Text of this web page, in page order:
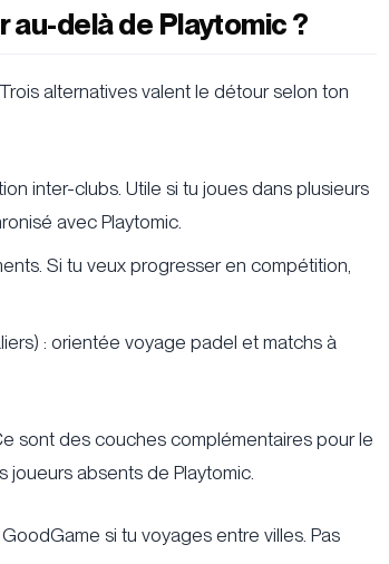
delà de Playtomic ?
alternatives valent le détour selon ton
inter-clubs. Utile si tu joues dans plusieurs
avec Playtomic.
Si tu veux progresser en compétition,
: orientée voyage padel et matchs à
sont des couches complémentaires pour le
joueurs absents de Playtomic.
si tu voyages entre villes. Pas